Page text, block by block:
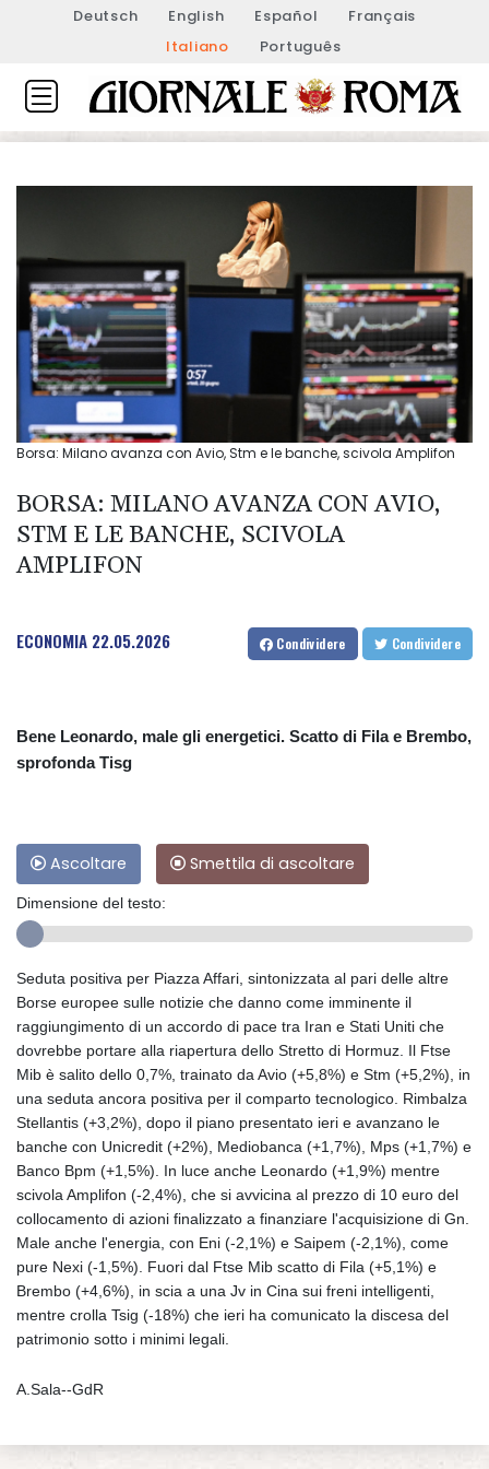
Deutsch English Español
Français
Italiano
Português
Borsa: Milano avanza con Avio, Stm e le banche, scivola Amplifon
BORSA: MILANO AVANZA CON AVIO,
STM E LE BANCHE, SCIVOLA
AMPLIFON
ECONOMIA 22.05.2026 Condividere Condividere
Bene Leonardo, male gli energetici. Scatto di Fila e Brembo,
sprofonda Tisg
Ascoltare Smettila di ascoltare
Dimensione del testo:
Seduta positiva per Piazza Affari, sintonizzata al pari delle altre
Borse europee sulle notizie che danno come imminente il
raggiungimento di un accordo di pace tra Iran e Stati Uniti che
dovrebbe portare alla riapertura dello Stretto di Hormuz. Il Ftse
Mib è salito dello 0,7%, trainato da Avio (+5,8%) e Stm (+5,2%), in
una seduta ancora positiva per il comparto tecnologico. Rimbalza
Stellantis (+3,2%), dopo il piano presentato ieri e avanzano le
banche con Unicredit (+2%), Mediobanca (+1,7%), Mps (+1,7%) e
Banco Bpm (+1,5%). In luce anche Leonardo (+1,9%) mentre
scivola Amplifon (-2,4%), che si avvicina al prezzo di 10 euro del
collocamento di azioni finalizzato a finanziare l'acquisizione di Gn.
Male anche l'energia, con Eni (-2,1%) e Saipem (-2,1%), come
pure Nexi (-1,5%). Fuori dal Ftse Mib scatto di Fila (+5,1%) e
Brembo (+4,6%), in scia a una Jv in Cina sui freni intelligenti,
mentre crolla Tsig (-18%) che ieri ha comunicato la discesa del
patrimonio sotto i minimi legali.
A.Sala--GdR